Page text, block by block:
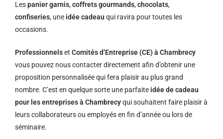
Lespanier garnis,coffrets gourmands,chocolats,
confiseries, une idée cadeau qui ravira pour toutes les
occasions.
Professionnelset Comités d’Entreprise (CE) à Chambrecy
vous pouvez nous contacter directement afin d’obtenir une
proposition personnalisée qui fera plaisir au plus grand
nombre. C’est en quelque sorte une parfaite idée de cadeau
pour les entreprises à Chambrecyqui souhaitent faire plaisir à
leurs collaborateurs ou employés en fin d’année ou lors de
séminaire.